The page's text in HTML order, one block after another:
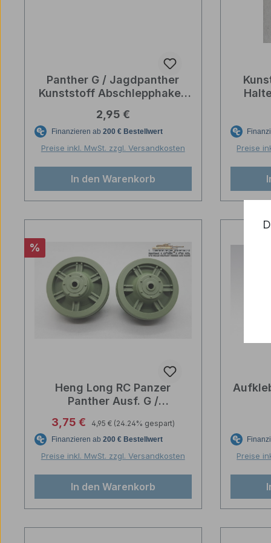
Panther G / Jagdpanther
Kunststoff Abschlepphaken
Regulärer Preis:
2,95 €
Preise inkl. MwSt. zzgl. Versandkosten
In den Warenkorb
Preise
Rabatt
%
Heng Long RC Panzer
Panther Ausf. G /
Kunststoff 1:16
Verkaufspreis:
3,75 € Regulärer Preis:
4,95 € (24.24% gespart)
Preise inkl. MwSt. zzgl. Versandkosten
In den Warenkorb
Preise